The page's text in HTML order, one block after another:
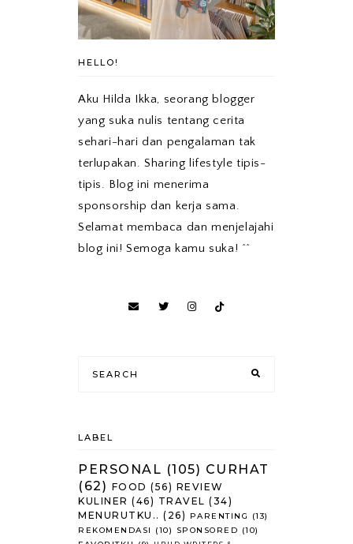
HELLO!
Aku Hilda Ikka, seorang blogger
yang suka nulis tentang cerita
sehari-hari dan pengalaman tak
terlupakan. Sharing lifestyle tipis-
tipis. Blog ini menerima
sponsorship dan kerja sama.
Selamat membaca dan menjelajahi
blog ini! Semoga kamu suka! ^^
LABEL
PERSONAL (105) CURHAT
(62) FOOD (56) REVIEW
KULINER (46) TRAVEL (34)
MENURUTKU.. (26) PARENTING
(13)
REKOMENDASI
(10) SPONSORED (10)